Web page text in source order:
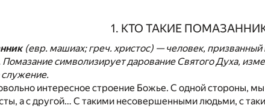
1. КТО ТАКИЕ
(евр. машиах; греч. христос) — человек,
символизирует дарование Святого Духа,
интересное строение Божье. С одной стороны,
а с другой… С такими несовершенными людьми, с